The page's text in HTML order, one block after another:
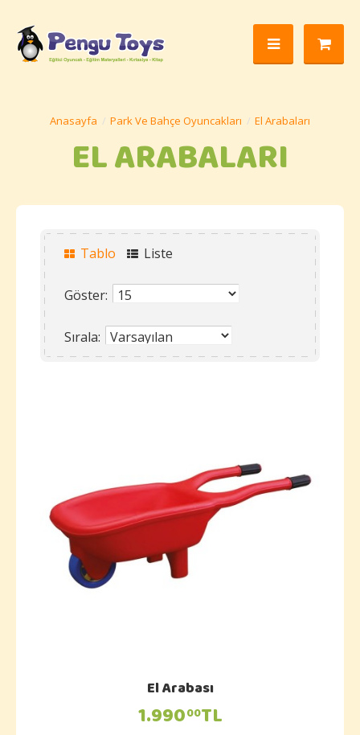
Park Ve Bahçe Oyuncakları El Arabaları
EL ARABALARI
Tablo Liste
Göster:
Sırala:
El Arabası
1.99000TL